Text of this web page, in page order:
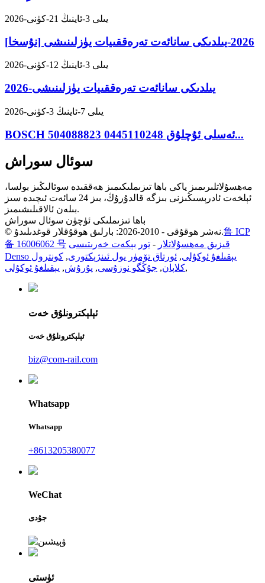
2026-يىلى 3-ئاينىڭ 21-كۈنى
[نۇسخا] 2026-يىلدىكى سانائەت تەرەققىيات يۈزلىنىشى
2026-يىلى 3-ئاينىڭ 12-كۈنى
2026-يىلدىكى سانائەت تەرەققىيات يۈزلىنىشى
2026-يىلى 7-ئاينىڭ 3-كۈنى
BOSCH ئەسلى ئۇچلۇق 0445110248 504088823...
سوئال سوراش
مەھسۇلاتلىرىمىز ياكى باھا تىزىملىكىمىز ھەققىدە سوئالىڭىز بولسا،
ئېلخەت ئادرېسىڭىزنى بىزگە قالدۇرۇڭ، بىز 24 سائەت ئىچىدە سىز
بىلەن ئالاقىلىشىمىز.
باھا تىزىملىكى ئۈچۈن سوئال سوراش
© نەشر ھوقۇقى - 2010-2026: بارلىق ھوقۇقلار قوغدىلىدۇ.鲁 ICP
备 16006062 号
قىزىق مەھسۇلاتلار - تور بېكەت خەرىتىسى
Denso يېقىلغۇ ئوكۇلى, ئورتاق تۆمۈر يول ئىنژېكتورى, كونترول
كلاپان, جۇڭگو نوزۇسى, پۇرۇش, يېقىلغۇ ئوكۇلى ,
ئېلېكترونلۇق خەت
ئېلېكترونلۇق خەت
biz@com-rail.com
Whatsapp
Whatsapp
+8613205380077
WeChat
جۇدى
ئۈستى